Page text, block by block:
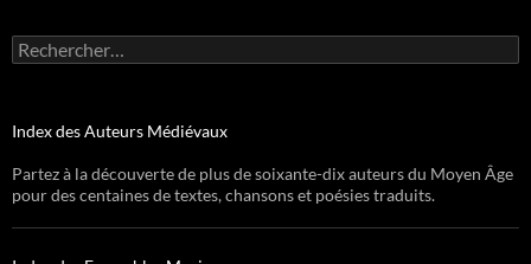
Rechercher :
Index des Auteurs Médiévaux
Partez à la découverte de plus de soixante-dix auteurs du Moyen Âge
pour des centaines de textes, chansons et poésies traduits.